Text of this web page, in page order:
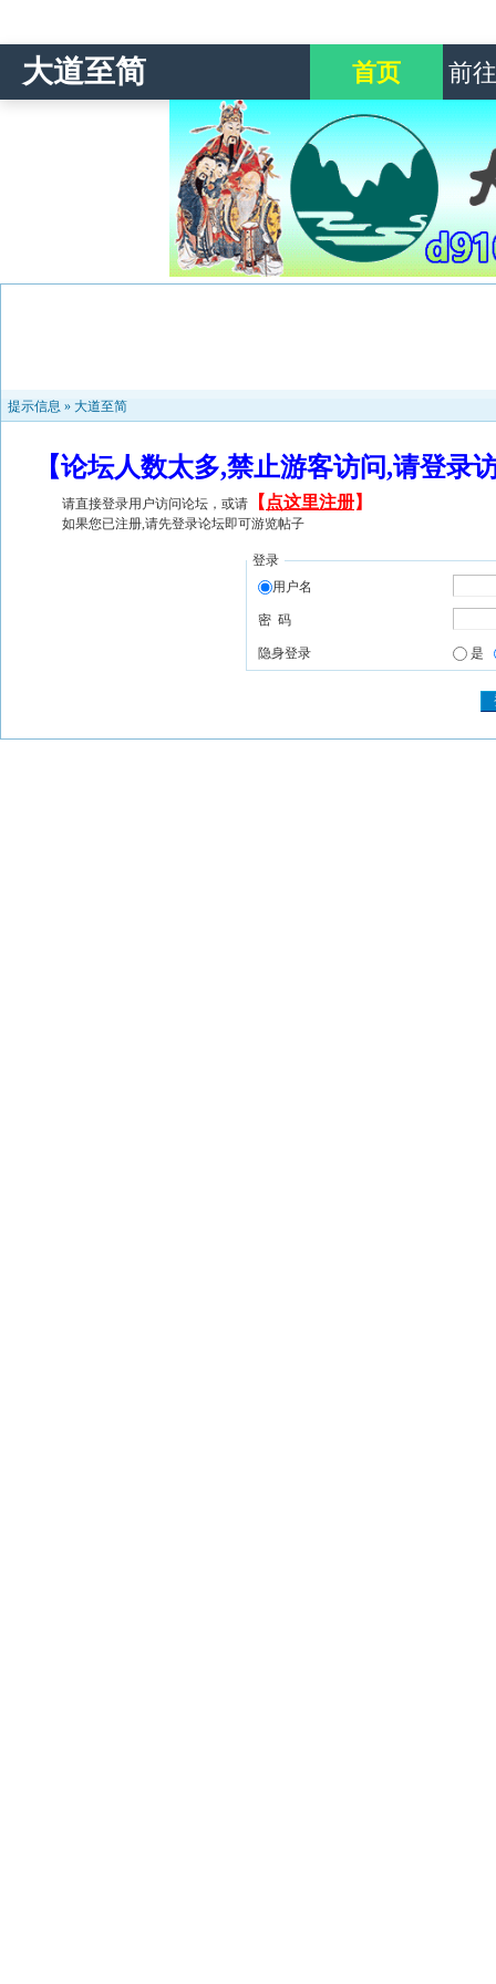
大道至简 首页 前
提示信息 » 大道至简
【论坛人数太多,禁止游客访问,请登
请直接登录用户访问论坛，或请 【 点这里注册】
如果您已注册,请先登录论坛即可游览帖子
登录
用户名
密 码
隐身登录 是